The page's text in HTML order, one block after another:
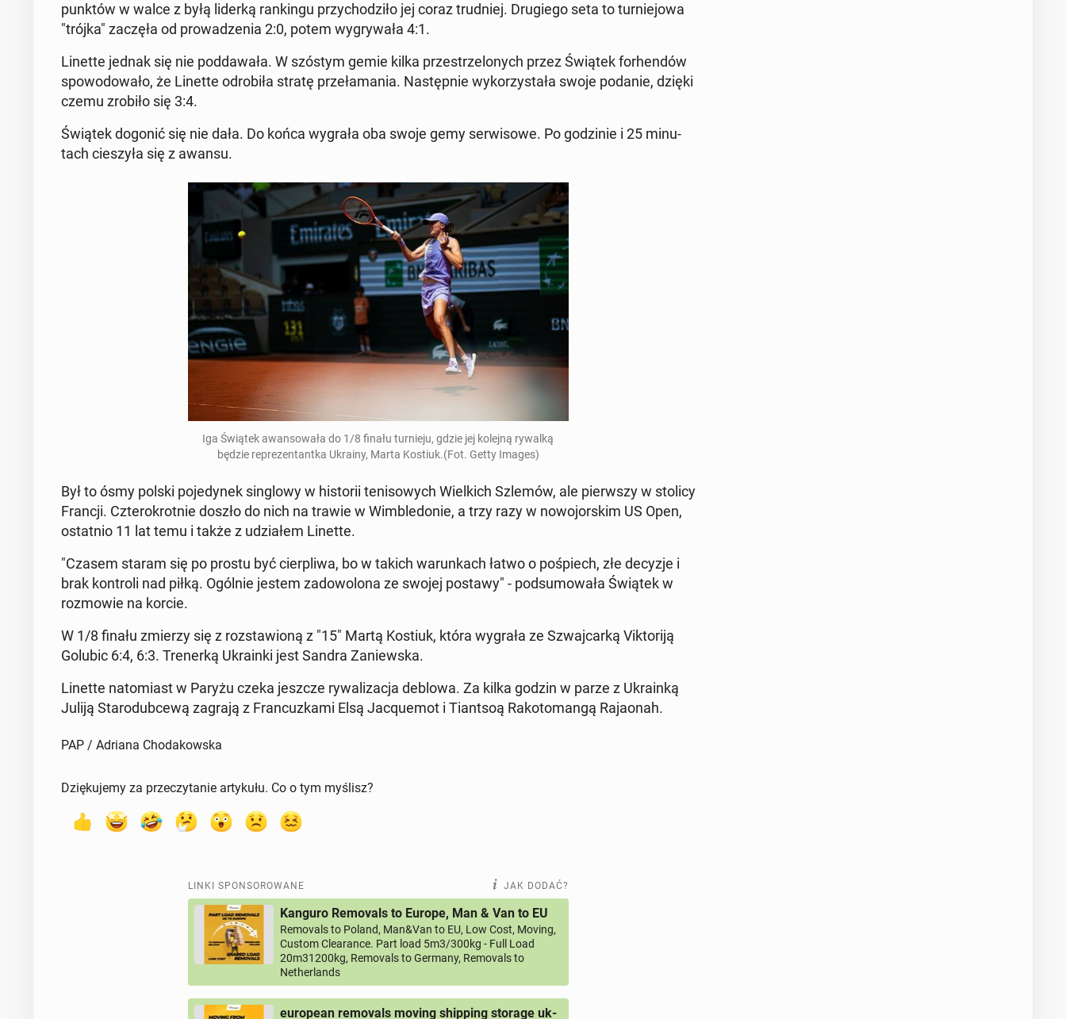
punktów w walce z byłą liderką ran­kin­gu przy­cho­dzi­ło jej coraz trud­niej. Dru­gie­go seta to tur­nie­jo­wa
"trójka" zaczęła od pro­wa­dze­nia 2:0, potem wy­gry­wa­ła 4:1.
Linette jednak się nie pod­da­wa­ła. W szóstym gemie kilka prze­strze­lo­nych przez Świątek for­hen­dów
spo­wo­do­wa­ło, że Linette od­ro­bi­ła stratę prze­ła­ma­nia. Na­stęp­nie wy­ko­rzy­sta­ła swoje podanie, dzięki
czemu zrobiło się 3:4.
Świątek dogonić się nie dała. Do końca wygrała oba swoje gemy ser­wi­so­we. Po go­dzi­nie i 25 mi­nu­
tach cie­szy­ła się z awansu.
Iga Świątek awan­so­wa­ła do 1/8 finału tur­nie­ju, gdzie jej kolejną rywalką
będzie re­pre­zen­tant­ka Ukrainy, Marta Kostiuk.(Fot. Getty Images)
Był to ósmy polski po­je­dy­nek sin­glo­wy w hi­sto­rii te­ni­so­wych Wiel­kich Szlemów, ale pierw­szy w stolicy
Francji. Czte­ro­krot­nie doszło do nich na trawie w Wim­ble­do­nie, a trzy razy w no­wo­jor­skim US Open,
ostat­nio 11 lat temu i także z udzia­łem Linette.
"Czasem staram się po prostu być cier­pli­wa, bo w takich wa­run­kach łatwo o po­śpiech, złe decyzje i
brak kon­tro­li nad piłką. Ogólnie jestem za­do­wo­lo­na ze swojej postawy" - pod­su­mo­wa­ła Świątek w
roz­mo­wie na korcie.
W 1/8 finału zmierzy się z roz­sta­wio­ną z "15" Martą Kostiuk, która wygrała ze Szwaj­car­ką Vik­to­ri­ją
Golubic 6:4, 6:3. Tre­ner­ką Ukra­in­ki jest Sandra Za­niew­ska.
Linette na­to­miast w Paryżu czeka jeszcze ry­wa­li­za­cja deblowa. Za kilka godzin w parze z Ukra­in­ką
Juliją Sta­ro­dub­ce­wą zagrają z Fran­cuz­ka­mi Elsą Ja­cqu­emot i Tiant­soą Ra­ko­to­man­gą Ra­ja­onah.
PAP / Adriana Chodakowska
Dziękujemy za przeczytanie artykułu. Co o tym myślisz?
LINKI SPONSOROWANE JAK DODAĆ?
Kanguro Removals to Europe, Man & Van to EU
Removals to Poland, Man&Van to EU, Low Cost, Moving,
Custom Clearance. Part load 5m3/300kg - Full Load
20m31200kg, Removals to Germany, Removals to
Netherlands
european removals moving shipping storage uk-